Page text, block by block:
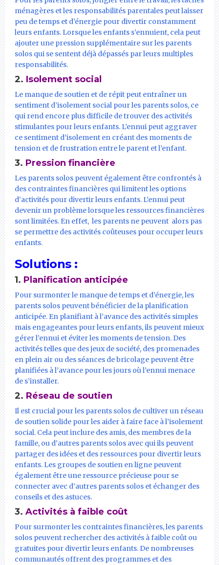
ménagères et les responsabilités parentales peut laisser
peu de temps et d’énergie pour divertir constamment
leurs enfants. Lorsque les enfants s’ennuient, cela peut
ajouter une pression supplémentaire sur les parents
solos qui se sentent déjà dépassés par leurs multiples
responsabilités.
2. Isolement social
Le manque de soutien et de répit peut entraîner un
sentiment d’isolement social pour les parents solos, ce
qui rend encore plus difficile de trouver des activités
stimulantes pour leurs enfants. L’ennui peut aggraver
ce sentiment d’isolement en créant des moments de
tension et de frustration entre le parent et l’enfant.
3. Pression financière
Les parents solos peuvent également être confrontés à
des contraintes financières qui limitent les options
d’activités pour divertir leurs enfants. L’ennui peut
devenir un problème lorsque les ressources financières
sont limitées. En effet, les parents ne peuvent alors pas
se permettre des activités coûteuses pour occuper leurs
enfants.
Solutions :
1. Planification anticipée
Pour surmonter le manque de temps et d’énergie, les
parents solos peuvent bénéficier de la planification
anticipée. En planifiant à l’avance des activités simples
mais engageantes pour leurs enfants, ils peuvent mieux
gérer l’ennui et éviter les moments de tension. Des
activités telles que des jeux de société, des promenades
en plein air ou des séances de bricolage peuvent être
planifiées à l’avance pour les jours où l’ennui menace
de s’installer.
2. Réseau de soutien
Il est crucial pour les parents solos de cultiver un réseau
de soutien solide pour les aider à faire face à l’isolement
social. Cela peut inclure des amis, des membres de la
famille, ou d’autres parents solos avec qui ils peuvent
partager des idées et des ressources pour divertir leurs
enfants. Les groupes de soutien en ligne peuvent
également être une ressource précieuse pour se
connecter avec d’autres parents solos et échanger des
conseils et des astuces.
3. Activités à faible coût
Pour surmonter les contraintes financières, les parents
solos peuvent rechercher des activités à faible coût ou
gratuites pour divertir leurs enfants. De nombreuses
communautés offrent des programmes et des